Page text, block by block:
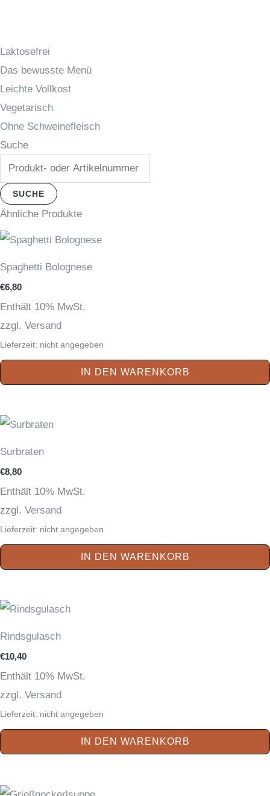
Laktosefrei
Das bewusste Menü
Leichte Vollkost
Vegetarisch
Ohne Schweinefleisch
Suche
SUCHE
Ähnliche Produkte
Spaghetti Bolognese
€6,80
Enthält 10% MwSt.
zzgl. Versand
Lieferzeit: nicht angegeben
IN DEN WARENKORB
Surbraten
€8,80
Enthält 10% MwSt.
zzgl. Versand
Lieferzeit: nicht angegeben
IN DEN WARENKORB
Rindsgulasch
€10,40
Enthält 10% MwSt.
zzgl. Versand
Lieferzeit: nicht angegeben
IN DEN WARENKORB